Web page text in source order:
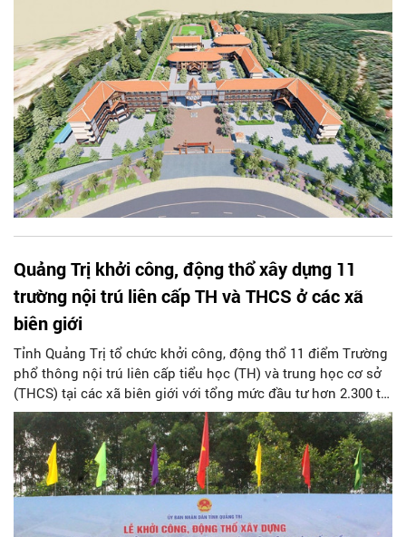
Quảng Trị khởi công, động thổ xây dựng 11
trường nội trú liên cấp TH và THCS ở các xã
biên giới
Tỉnh Quảng Trị tổ chức khởi công, động thổ 11 điểm Trường
phổ thông nội trú liên cấp tiểu học (TH) và trung học cơ sở
(THCS) tại các xã biên giới với tổng mức đầu tư hơn 2.300 tỷ
đồng, quy mô phục vụ trên 10.000 học sinh.